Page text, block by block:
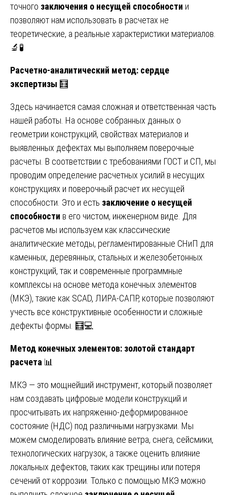
точного заключения о несущей способности и
позволяют нам использовать в расчетах не
теоретические, а реальные характеристики материалов.
🔬🧪
Расчетно-аналитический метод: сердце
экспертизы 🧮
Здесь начинается самая сложная и ответственная часть
нашей работы. На основе собранных данных о
геометрии конструкций, свойствах материалов и
выявленных дефектах мы выполняем поверочные
расчеты. В соответствии с требованиями ГОСТ и СП, мы
проводим определение расчетных усилий в несущих
конструкциях и поверочный расчет их несущей
способности. Это и есть заключение о несущей
способности в его чистом, инженерном виде. Для
расчетов мы используем как классические
аналитические методы, регламентированные СНиП для
каменных, деревянных, стальных и железобетонных
конструкций, так и современные программные
комплексы на основе метода конечных элементов
(МКЭ), такие как SCAD, ЛИРА-САПР, которые позволяют
учесть все конструктивные особенности и сложные
дефекты формы. 🧮💻
Метод конечных элементов: золотой стандарт
расчета 📊
МКЭ — это мощнейший инструмент, который позволяет
нам создавать цифровые модели конструкций и
просчитывать их напряженно-деформированное
состояние (НДС) под различными нагрузками. Мы
можем смоделировать влияние ветра, снега, сейсмики,
технологических нагрузок, а также оценить влияние
локальных дефектов, таких как трещины или потеря
сечений от коррозии. Только с помощью МКЭ можно